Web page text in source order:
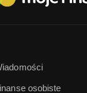
osobiste